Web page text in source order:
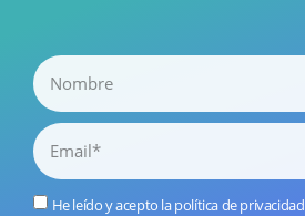
He leído y acepto lapolítica de privacidad